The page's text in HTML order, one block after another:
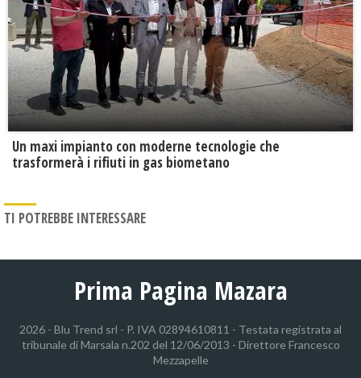
Un maxi impianto con moderne tecnologie che
trasformerà i rifiuti in gas biometano
TI POTREBBE INTERESSARE
Prima Pagina Mazara
2026 - Blu Trend srl - P. IVA 02894610811 - Testata registrata al
tribunale di Marsala n.202 del 12/06/2013 - Direttore Francesco
Mezzapelle